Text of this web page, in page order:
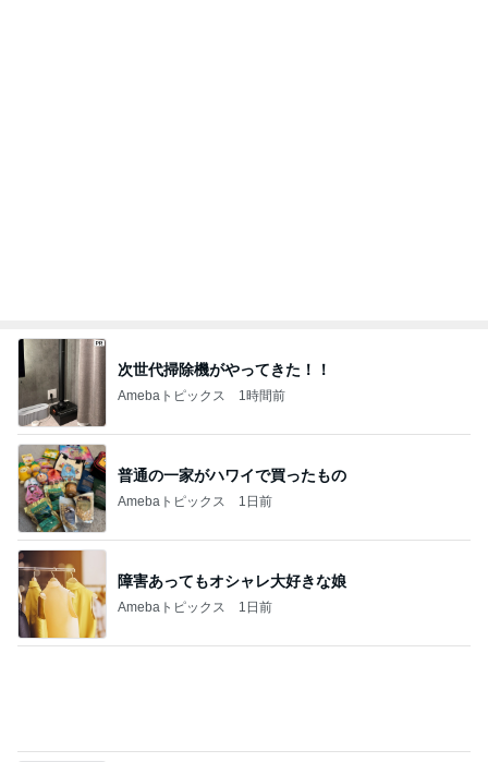
コメダのコンプしたくなる可愛い食玩